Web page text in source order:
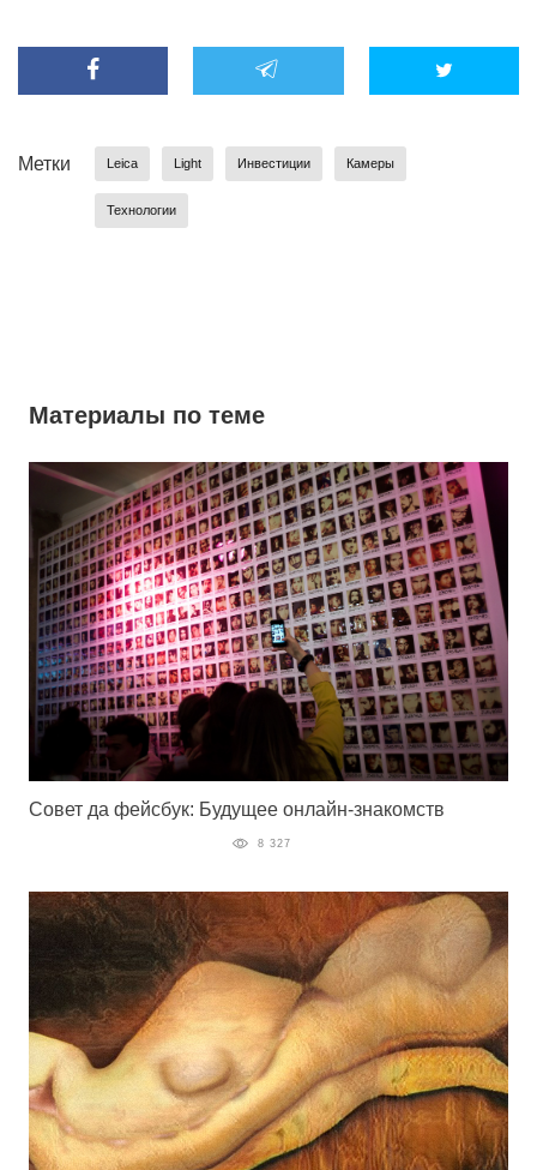
Метки Leica Light Инвестиции Камеры
Технологии
Материалы по теме
Совет да фейсбук: Будущее онлайн-знакомств
8 327